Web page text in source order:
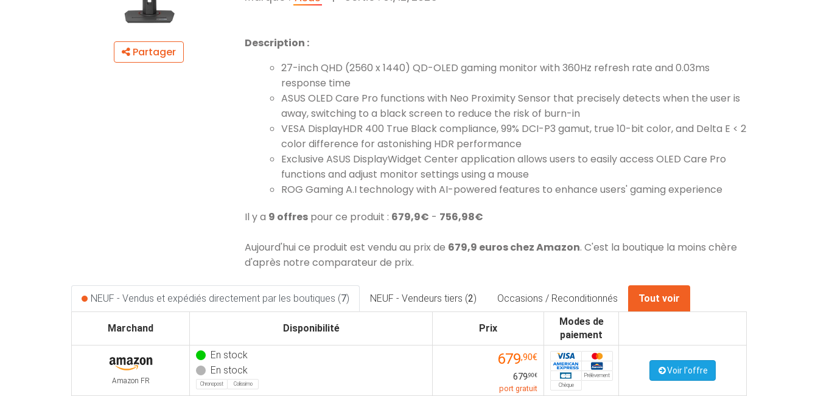
Partager
Description :
27-inch QHD (2560 x 1440) QD-OLED gaming monitor with 360Hz refresh rate and 0.03ms
response time
ASUS OLED Care Pro functions with Neo Proximity Sensor that precisely detects when the user is
away, switching to a black screen to reduce the risk of burn-in
VESA DisplayHDR 400 True Black compliance, 99% DCI-P3 gamut, true 10-bit color, and Delta E < 2
color difference for astonishing HDR performance
Exclusive ASUS DisplayWidget Center application allows users to easily access OLED Care Pro
functions and adjust monitor settings using a mouse
ROG Gaming A.I technology with AI-powered features to enhance users' gaming experience
Il y a 9 offres pour ce produit : 679,9€ - 756,98€
Aujourd'hui ce produit est vendu au prix de 679,9 euros chez Amazon. C'est la boutique la moins chère
d'après notre comparateur de prix.
NEUF - Vendus et expédiés directement par les boutiques (7) NEUF - Vendeurs tiers (2) Occasions / Reconditionnés Tout voir
Marchand Disponibilité Prix
Modes de
paiement
Amazon FR
En stock
En stock
Chronopost Colissimo
679,90€
679,90€
port gratuit
Prélèvement
Chèque
Voir l'offre